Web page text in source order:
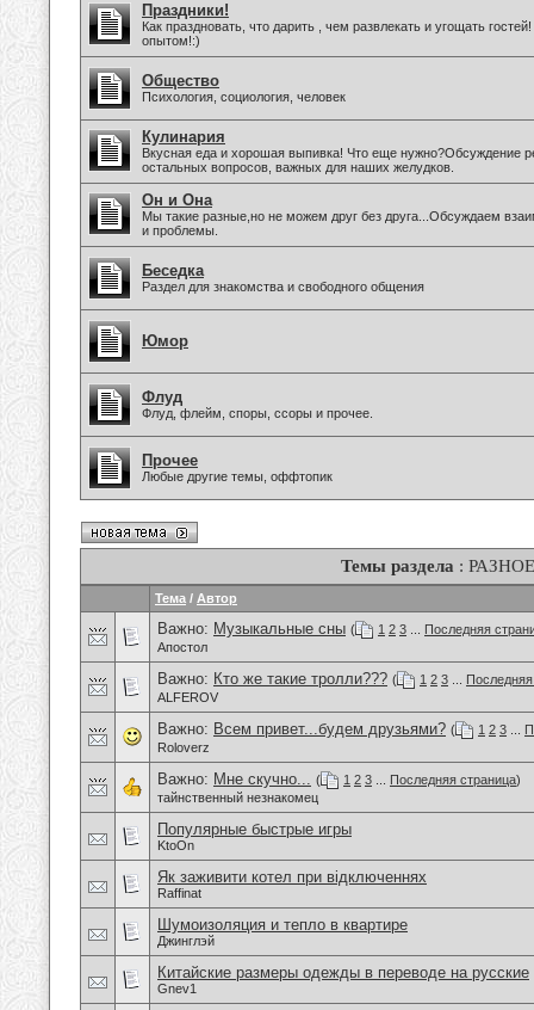
Праздники!
Как праздновать, что дарить , чем развлекать и угощать
опытом!:)
Общество
Психология, социология, человек
Кулинария
Вкусная еда и хорошая выпивка! Что еще нужно?Обсуждение
остальных вопросов, важных для наших желудков.
Он и Она
Мы такие разные,но не можем друг без друга...Обсуждаем
и проблемы.
Беседка
Раздел для знакомства и свободного общения
Юмор
Флуд
Флуд, флейм, споры, ссоры и прочее.
Прочее
Любые другие темы, оффтопик
Темы раздела : РАЗНОЕ
Тема / Автор
Важно: Музыкальные сны ( 1 2 3
Последняя
Апостол
Важно: Кто же такие тролли??? ( 1 2 3
ALFEROV
Важно: Всем привет...будем друзьями? ( 1 2 3
Roloverz
Важно: Мне скучно... ( 1 2 3 Последняя страница)
тайнственный незнакомец
Популярные быстрые игры
KtoOn
Як заживити котел при відключеннях
Raffinat
Шумоизоляция и тепло в квартире
Джинглэй
Китайские размеры одежды в переводе на русские
Gnev1